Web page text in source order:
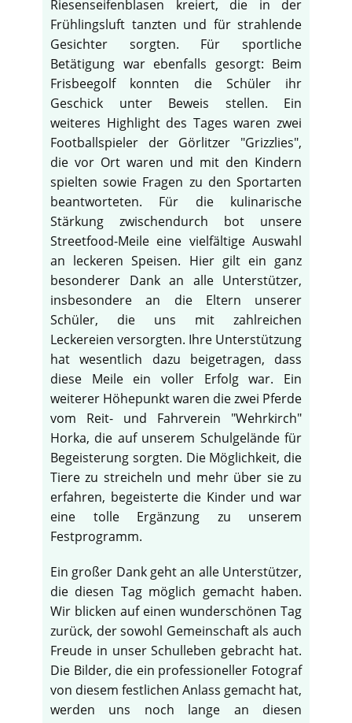
Riesenseifenblasen kreiert, die in der
Frühlingsluft tanzten und für strahlende
Gesichter sorgten. Für sportliche
Betätigung war ebenfalls gesorgt: Beim
Frisbeegolf konnten die Schüler ihr
Geschick unter Beweis stellen. Ein
weiteres Highlight des Tages waren zwei
Footballspieler der Görlitzer "Grizzlies",
die vor Ort waren und mit den Kindern
spielten sowie Fragen zu den Sportarten
beantworteten. Für die kulinarische
Stärkung zwischendurch bot unsere
Streetfood-Meile eine vielfältige Auswahl
an leckeren Speisen. Hier gilt ein ganz
besonderer Dank an alle Unterstützer,
insbesondere an die Eltern unserer
Schüler, die uns mit zahlreichen
Leckereien versorgten. Ihre Unterstützung
hat wesentlich dazu beigetragen, dass
diese Meile ein voller Erfolg war. Ein
weiterer Höhepunkt waren die zwei Pferde
vom Reit- und Fahrverein "Wehrkirch"
Horka, die auf unserem Schulgelände für
Begeisterung sorgten. Die Möglichkeit, die
Tiere zu streicheln und mehr über sie zu
erfahren, begeisterte die Kinder und war
eine tolle Ergänzung zu unserem
Festprogramm.
Ein großer Dank geht an alle Unterstützer,
die diesen Tag möglich gemacht haben.
Wir blicken auf einen wunderschönen Tag
zurück, der sowohl Gemeinschaft als auch
Freude in unser Schulleben gebracht hat.
Die Bilder, die ein professioneller Fotograf
von diesem festlichen Anlass gemacht hat,
werden uns noch lange an diesen